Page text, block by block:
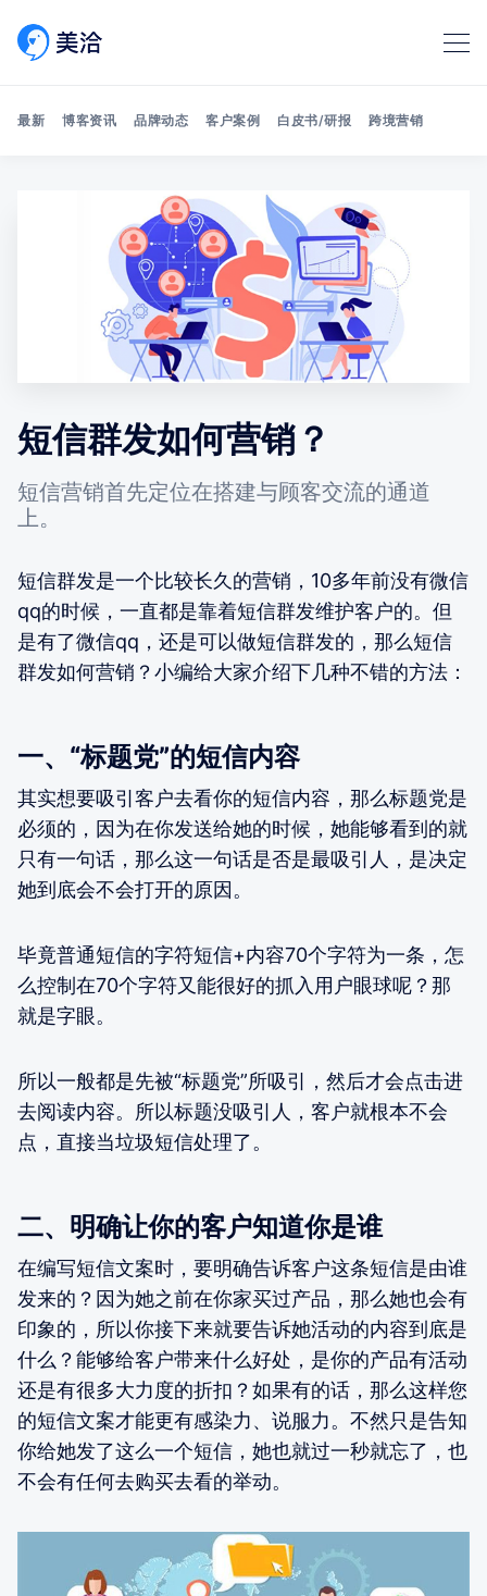
Search 美洽博客
最新 博客资讯 品牌动态 客户案例 白皮书/研报 跨境营销
短信群发如何营销？
短信营销首先定位在搭建与顾客交流的通道
上。
短信群发是一个比较长久的营销，10多年前没有微信
qq的时候，一直都是靠着短信群发维护客户的。但
是有了微信qq，还是可以做短信群发的，那么短信
群发如何营销？小编给大家介绍下几种不错的方法：
一、“标题党”的短信内容
其实想要吸引客户去看你的短信内容，那么标题党是
必须的，因为在你发送给她的时候，她能够看到的就
只有一句话，那么这一句话是否是最吸引人，是决定
她到底会不会打开的原因。
毕竟普通短信的字符短信+内容70个字符为一条，怎
么控制在70个字符又能很好的抓入用户眼球呢？那
就是字眼。
所以一般都是先被“标题党”所吸引，然后才会点击进
去阅读内容。所以标题没吸引人，客户就根本不会
点，直接当垃圾短信处理了。
二、明确让你的客户知道你是谁
在编写短信文案时，要明确告诉客户这条短信是由谁
发来的？因为她之前在你家买过产品，那么她也会有
印象的，所以你接下来就要告诉她活动的内容到底是
什么？能够给客户带来什么好处，是你的产品有活动
还是有很多大力度的折扣？如果有的话，那么这样您
的短信文案才能更有感染力、说服力。不然只是告知
你给她发了这么一个短信，她也就过一秒就忘了，也
不会有任何去购买去看的举动。